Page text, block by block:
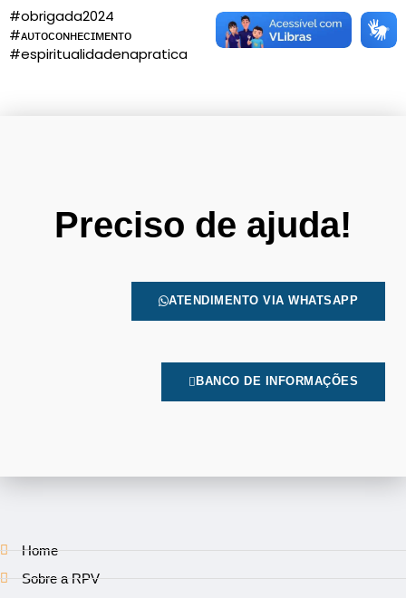
#obrigada2024
#ᴀᴜᴛᴏᴄᴏɴʜᴇᴄɪᴍᴇɴᴛᴏ
#espiritualidadenapratica
Preciso de ajuda!
ATENDIMENTO VIA WHATSAPP
BANCO DE INFORMAÇÕES
Home
Sobre a RPV